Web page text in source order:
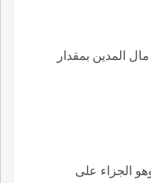
المدين بمقدار
وهو الجزاء على